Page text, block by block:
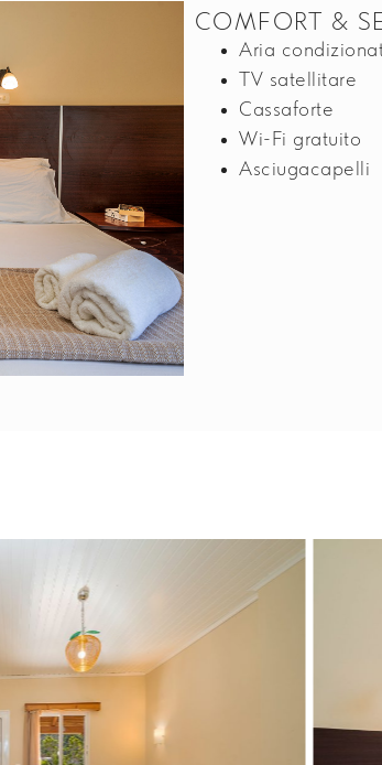
COMFORT &
Aria
TV satellitare
Cassaforte
Wi-Fi gratuito
Asciugacapelli